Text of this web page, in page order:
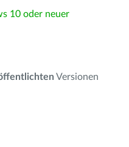
10 oder neuer
Versionen